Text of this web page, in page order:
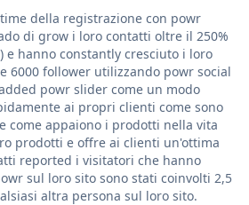
della registrazione con powr
di grow i loro contatti oltre il 250%
e hanno constantly cresciuto i loro
6000 follower utilizzando powr social
powr slider come un modo
ai propri clienti come sono
come appaiono i prodotti nella vita
prodotti e offre ai clienti un'ottima
reported i visitatori che hanno
sul loro sito sono stati coinvolti 2,5
altra persona sul loro sito.